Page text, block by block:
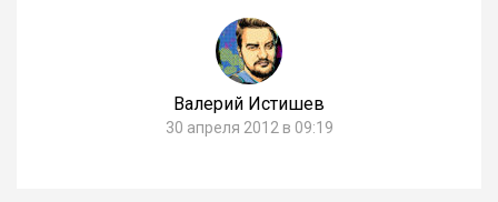
Валерий Истишев
30 апреля 2012 в 09:19